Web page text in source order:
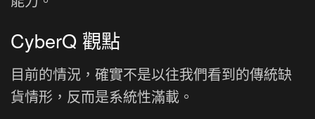
CyberQ 觀點
目前的情況，確實不是以往我們看到的傳統缺
貨情形，反而是系統性滿載。